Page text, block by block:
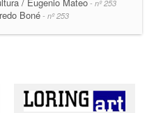
- nº 253
Boné - nº 253